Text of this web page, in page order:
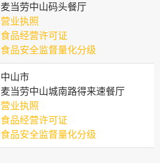
麦当劳中山码头餐厅
营业执照
食品经营许可证
食品安全监督量化分级
中山市
麦当劳中山城南路得来速餐厅
营业执照
食品经营许可证
食品安全监督量化分级